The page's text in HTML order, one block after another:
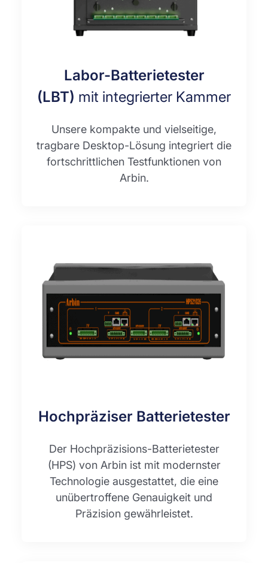
Labor-Batterietester
(LBT) mit integrierter Kammer
Unsere kompakte und vielseitige,
tragbare Desktop-Lösung integriert die
fortschrittlichen Testfunktionen von
Arbin.
Hochpräziser Batterietester
Der Hochpräzisions-Batterietester
(HPS) von Arbin ist mit modernster
Technologie ausgestattet, die eine
unübertroffene Genauigkeit und
Präzision gewährleistet.